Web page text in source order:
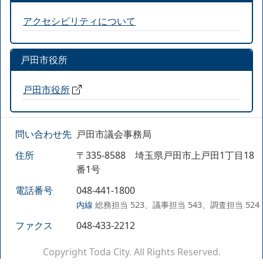
アクセシビリティについて
戸田市役所
戸田市役所
問い合わせ先 戸田市議会事務局
住所
〒335-8588 埼玉県戸田市上戸田1丁目18
番1号
電話番号
048-441-1800
内線 総務担当 523、議事担当 543、調査担当 524
ファクス 048-433-2212
Copyright Toda City. All Rights Reserved.